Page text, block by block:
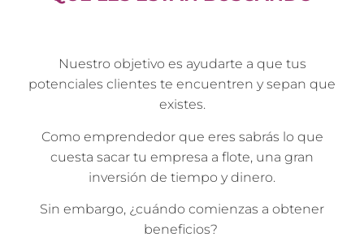
Nuestro objetivo es ayudarte a que tus
potenciales clientes te encuentren y sepan que
existes.
Como emprendedor que eres sabrás lo que
cuesta sacar tu empresa a flote, una gran
inversión de tiempo y dinero.
Sin embargo, ¿cuándo comienzas a obtener
beneficios?